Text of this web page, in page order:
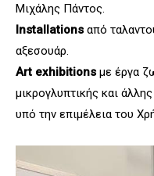
Μιχάλης Πάντος.
Installations από
αξεσουάρ.
Art exhibitions με έργα
μικρογλυπτικής και
υπό την επιμέλεια του